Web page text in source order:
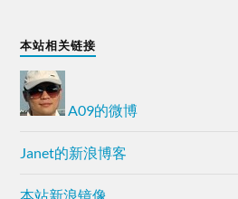
本站相关链接
A09的微博
Janet的新浪博客
本站新浪镜像